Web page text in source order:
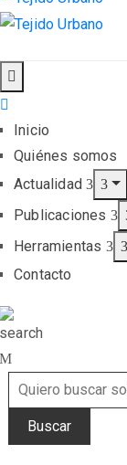
Inicio
Quiénes somos
Actualidad
Publicaciones
Herramientas
Contacto